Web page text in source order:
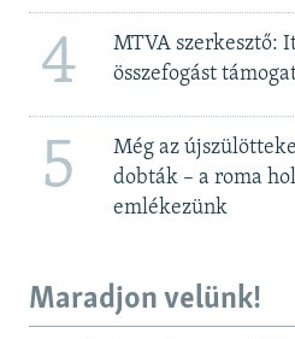
4
MTVA szerkesztő:
összefogást
5
Még az
dobták – a roma
emlékezünk
Maradjon velünk!